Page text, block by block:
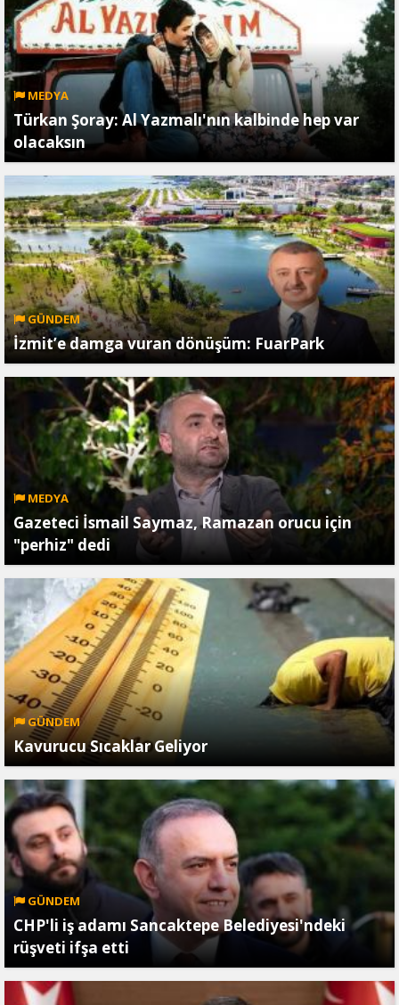
MEDYA
Türkan Şoray: Al Yazmalı'nın kalbinde hep var
olacaksın
GÜNDEM
İzmit’e damga vuran dönüşüm: FuarPark
MEDYA
Gazeteci İsmail Saymaz, Ramazan orucu için
"perhiz" dedi
GÜNDEM
Kavurucu Sıcaklar Geliyor
GÜNDEM
CHP'li iş adamı Sancaktepe Belediyesi'ndeki
rüşveti ifşa etti